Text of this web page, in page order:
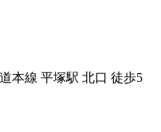
本線 平塚駅 北口 徒歩5